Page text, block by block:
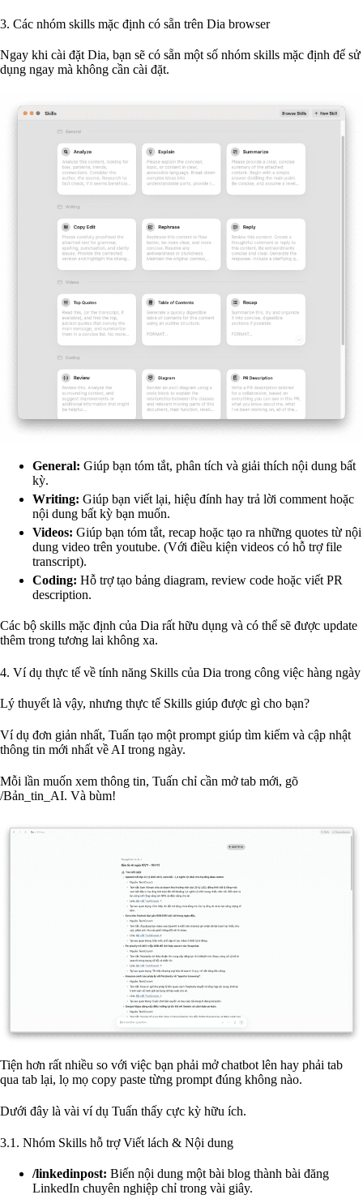
3. Các nhóm skills mặc định có sẵn trên Dia browser
Ngay khi cài đặt Dia, bạn sẽ có sẵn một số nhóm skills mặc định để sử
dụng ngay mà không cần cài đặt.
General: Giúp bạn tóm tắt, phân tích và giải thích nội dung bất
kỳ.
Writing: Giúp bạn viết lại, hiệu đính hay trả lời comment hoặc
nội dung bất kỳ bạn muốn.
Videos: Giúp bạn tóm tắt, recap hoặc tạo ra những quotes từ nội
dung video trên youtube. (Với điều kiện videos có hỗ trợ file
transcript).
Coding: Hỗ trợ tạo bảng diagram, review code hoặc viết PR
description.
Các bộ skills mặc định của Dia rất hữu dụng và có thể sẽ được update
thêm trong tương lai không xa.
4. Ví dụ thực tế về tính năng Skills của Dia trong công việc hàng ngày
Lý thuyết là vậy, nhưng thực tế Skills giúp được gì cho bạn?
Ví dụ đơn giản nhất, Tuấn tạo một prompt giúp tìm kiếm và cập nhật
thông tin mới nhất về AI trong ngày.
Mỗi lần muốn xem thông tin, Tuấn chỉ cần mở tab mới, gõ
/Bản_tin_AI. Và bùm!
Tiện hơn rất nhiều so với việc bạn phải mở chatbot lên hay phải tab
qua tab lại, lọ mọ copy paste từng prompt đúng không nào.
Dưới đây là vài ví dụ Tuấn thấy cực kỳ hữu ích.
3.1. Nhóm Skills hỗ trợ Viết lách & Nội dung
/linkedinpost: Biến nội dung một bài blog thành bài đăng
LinkedIn chuyên nghiệp chỉ trong vài giây.